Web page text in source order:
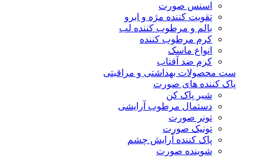
اسنس صورت
تقویت کننده مژه و ابرو
بالم و مرطوب کننده لب
کرم مرطوب کننده
انواع ماسک
کرم ضد آفتاب
ست محصولات بهداشتی و مراقبتی
پاک کننده های صورت
شیر پاک کن
دستمال مرطوب آرایشی
تونر صورت
تونیک صورت
پاک کننده آرایش چشم
شوینده صورت